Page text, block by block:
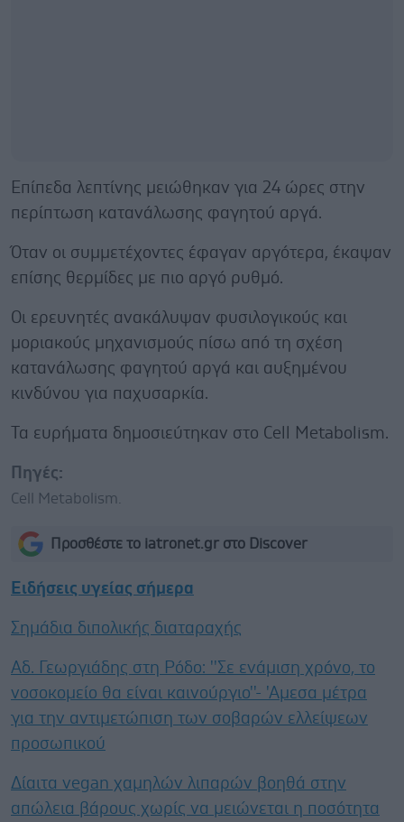
Επίπεδα λεπτίνης μειώθηκαν για 24 ώρες στην
περίπτωση κατανάλωσης φαγητού αργά.
Όταν οι συμμετέχοντες έφαγαν αργότερα, έκαψαν
επίσης θερμίδες με πιο αργό ρυθμό.
Οι ερευνητές ανακάλυψαν φυσιλογικούς και
μοριακούς μηχανισμούς πίσω από τη σχέση
κατανάλωσης φαγητού αργά και αυξημένου
κινδύνου για παχυσαρκία.
Τα ευρήματα δημοσιεύτηκαν στο Cell Metabolism.
Πηγές:
Cell Metabolism.
Προσθέστε το iatronet.gr στο Discover
Ειδήσεις υγείας σήμερα
Σημάδια διπολικής διαταραχής
Αδ. Γεωργιάδης στη Ρόδο: ''Σε ενάμιση χρόνο, το
νοσοκομείο θα είναι καινούργιο''- 'Αμεσα μέτρα
για την αντιμετώπιση των σοβαρών ελλείψεων
προσωπικού
Δίαιτα vegan χαμηλών λιπαρών βοηθά στην
απώλεια βάρους χωρίς να μειώνεται η ποσότητα